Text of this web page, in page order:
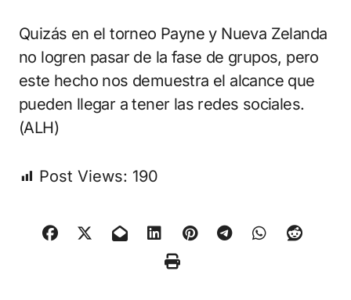
Quizás en el torneo Payne y Nueva Zelanda
no logren pasar de la fase de grupos, pero
este hecho nos demuestra el alcance que
pueden llegar a tener las redes sociales.
(ALH)
Post Views: 190